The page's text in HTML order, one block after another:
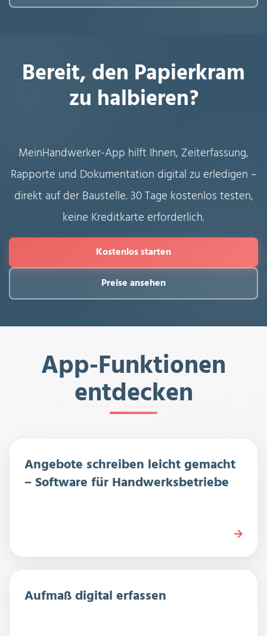
Bereit, den Papierkram
zu halbieren?
MeinHandwerker-App hilft Ihnen, Zeiterfassung,
Rapporte und Dokumentation digital zu erledigen –
direkt auf der Baustelle. 30 Tage kostenlos testen,
keine Kreditkarte erforderlich.
Kostenlos starten
Preise ansehen
App-Funktionen
entdecken
Angebote schreiben leicht gemacht
– Software für Handwerksbetriebe
Aufmaß digital erfassen